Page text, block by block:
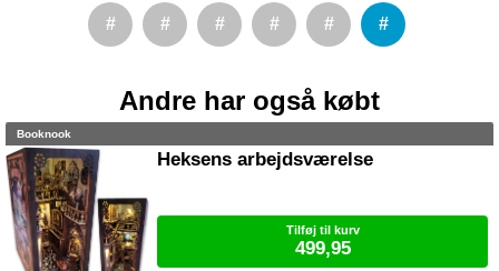
# # # # # #
Andre har også købt
Booknook
Heksens arbejdsværelse
Tilføj til kurv
499,95